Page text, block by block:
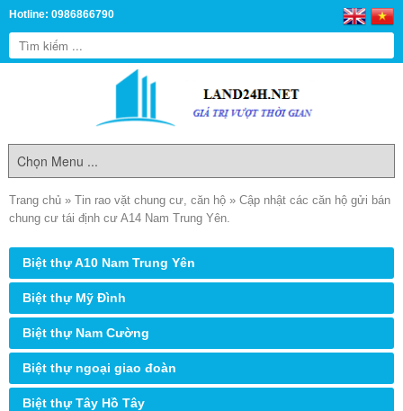
Hotline: 0986866790
Trang chủ » Tin rao vặt chung cư, căn hộ » Cập nhật các căn hộ gửi bán
chung cư tái định cư A14 Nam Trung Yên.
Biệt thự A10 Nam Trung Yên
Biệt thự Mỹ Đình
Biệt thự Nam Cường
Biệt thự ngoại giao đoàn
Biệt thự Tây Hồ Tây